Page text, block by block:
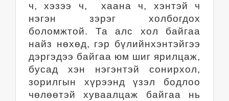
ч, хэзээ ч, хаана ч, хэнтэй ч
нэгэн зэрэг холбогдох
боломжтой. Та алс хол байгаа
найз нөхөд, гэр бүлийнхэнтэйгээ
дэргэдээ байгаа юм шиг ярилцаж,
бусад хэн нэгэнтэй сонирхол,
зорилгын хүрээнд үзэл бодлоо
чөлөөтэй хуваалцаж байгаа нь